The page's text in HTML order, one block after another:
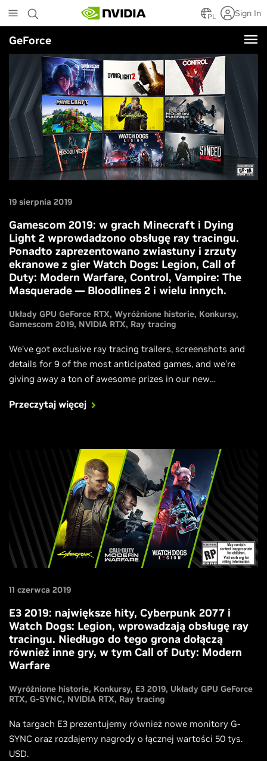
to
main
content
PL Sign In
GeForce
19 sierpnia 2019
Gamescom 2019: w grach Minecraft i Dying
Light 2 wprowdadzono obsługę ray tracingu.
Ponadto zaprezentowano zwiastuny i zrzuty
ekranowe z gier Watch Dogs: Legion, Call of
Duty: Modern Warfare, Control, Vampire: The
Masquerade — Bloodlines 2 i wielu innych.
Układy GPU GeForce RTX Wyróżnione historie Konkursy
Gamescom 2019 NVIDIA RTX Ray tracing
We’ve got exclusive ray tracing trailers, screenshots and
details for 9 of the most anticipated games, and we’re
giving away a ton of awesome prizes in our new
Przeczytaj więcej
11 czerwca 2019
E3 2019: największe hity, Cyberpunk 2077 i
Watch Dogs: Legion, wprowadzają obsługę ray
tracingu. Niedługo do tego grona dołączą
również inne gry, w tym Call of Duty: Modern
Warfare
Wyróżnione historie Konkursy E3 2019 Układy GPU GeForce
RTX G-SYNC NVIDIA RTX Ray tracing
Na targach E3 prezentujemy również nowe monitory G-
SYNC oraz rozdajemy nagrody o łącznej wartości 50 tys.
USD.